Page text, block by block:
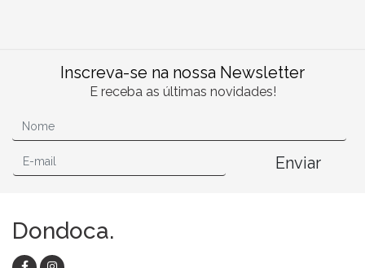
Inscreva-se na nossa Newsletter
E receba as últimas novidades!
Enviar
Dondoca.